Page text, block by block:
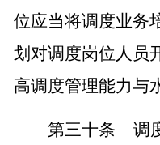
位应当将调度业务
划对调度岗位人员
高调度管理能力与
第三十条 调